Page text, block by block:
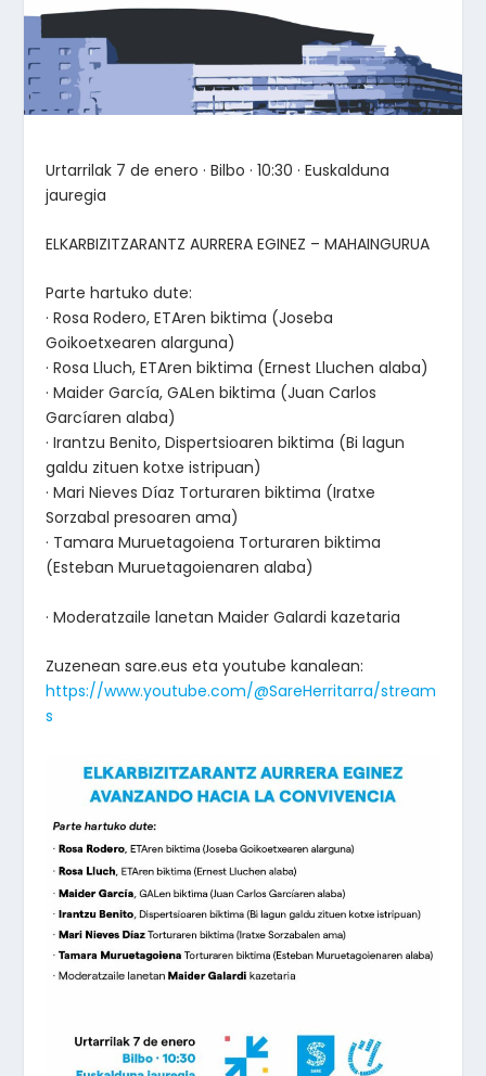
Urtarrilak 7 de enero · Bilbo · 10:30 · Euskalduna
jauregia
ELKARBIZITZARANTZ AURRERA EGINEZ – MAHAINGURUA
Parte hartuko dute:
· Rosa Rodero, ETAren biktima (Joseba
Goikoetxearen alarguna)
· Rosa Lluch, ETAren biktima (Ernest Lluchen alaba)
· Maider García, GALen biktima (Juan Carlos
Garcíaren alaba)
· Irantzu Benito, Dispertsioaren biktima (Bi lagun
galdu zituen kotxe istripuan)
· Mari Nieves Díaz Torturaren biktima (Iratxe
Sorzabal presoaren ama)
· Tamara Muruetagoiena Torturaren biktima
(Esteban Muruetagoienaren alaba)
· Moderatzaile lanetan Maider Galardi kazetaria
Zuzenean sare.eus eta youtube kanalean:
https://www.youtube.com/@SareHerritarra/stream
s